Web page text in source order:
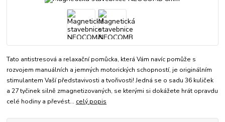
Tato antistresová a relaxační pomůcka, která Vám navíc pomůže s
rozvojem manuálních a jemných motorických schopností, je originálním
stimulantem Vaší představivosti a tvořivosti! Jedná se o sadu 36 kuliček
a 27 tyčinek silně zmagnetizovaných, se kterými si dokážete hrát opravdu
celé hodiny a převést... celý popis